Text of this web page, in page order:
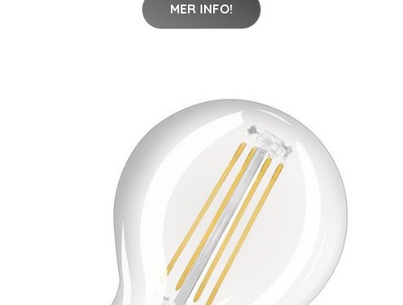
MER INFO!